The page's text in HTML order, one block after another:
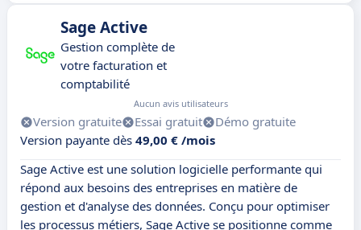
Sage Active
Gestion complète de
votre facturation et
comptabilité
Aucun avis utilisateurs
Version gratuite Essai gratuit
Démo gratuite
Version payante dès 49,00 € /mois
Sage Active est une solution logicielle performante qui
répond aux besoins des entreprises en matière de
gestion et d'analyse des données. Conçu pour optimiser
les processus métiers, Sage Active se positionne comme